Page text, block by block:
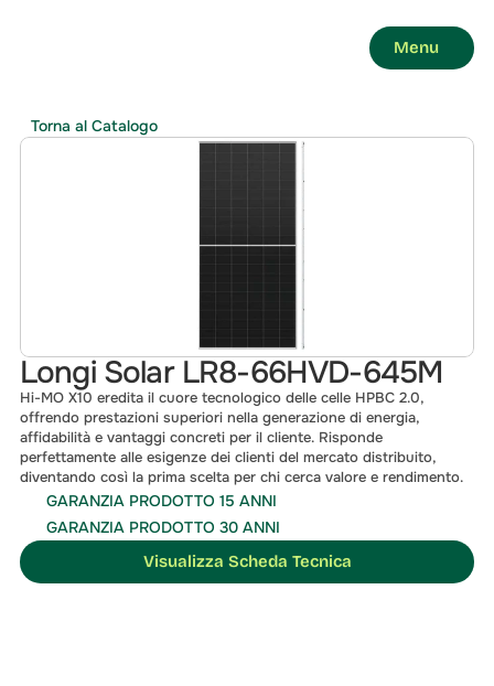
Menu
Longi Solar LR8-66HVD-645M
Hi-MO X10 eredita il cuore tecnologico delle celle HPBC 2.0,
offrendo prestazioni superiori nella generazione di energia,
affidabilità e vantaggi concreti per il cliente. Risponde
perfettamente alle esigenze dei clienti del mercato distribuito,
diventando così la prima scelta per chi cerca valore e rendimento.
GARANZIA PRODOTTO 15 ANNI
GARANZIA PRODOTTO 30 ANNI
Visualizza Scheda Tecnica
Torna al Catalogo